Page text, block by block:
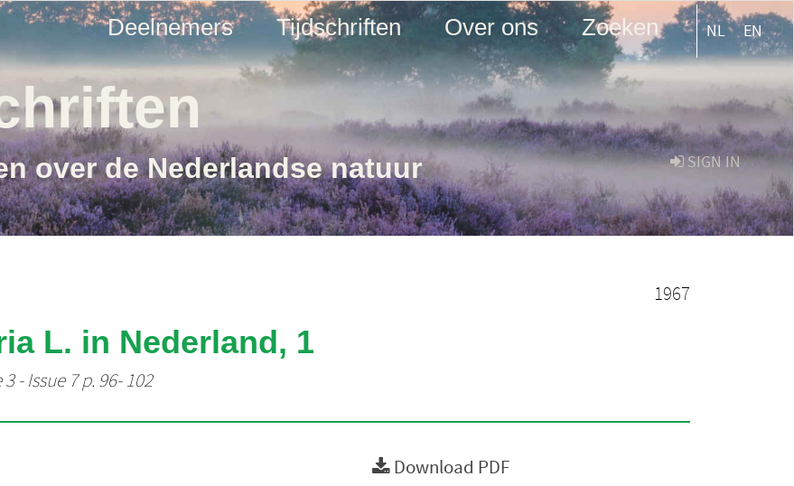
Deelnemers Tijdschriften Over ons Zoeken NL EN
SIGN IN
over de Nederlandse natuur
1967
L. in Nederland, 1
- Issue 7 p. 96- 102
Download PDF